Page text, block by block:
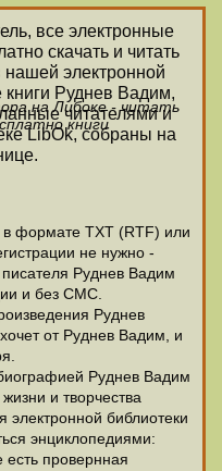
все электронные
скачать и читать
нашей электронной
книги Руднев Вадим,
читателями и
LibOk, собраны на
на Либоке - читать
книги
в формате ТХТ (RTF) или
не нужно -
писателя Руднев Вадим
и без СМС.
Руднев
от Руднев Вадим, и
Руднев Вадим
и творчества
библиотеки
энциклопедиями:
есть провернная